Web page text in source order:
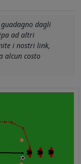
dagli
ad altri
i nostri link,
alcun costo